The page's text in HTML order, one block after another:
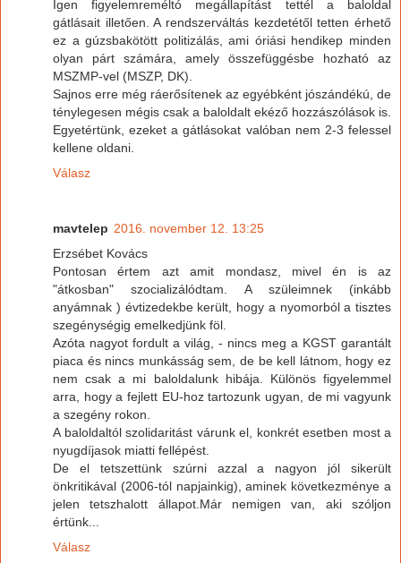
Igen figyelemreméltó megállapítást tettél a baloldal
gátlásait illetően. A rendszerváltás kezdetétől tetten érhető
ez a gúzsbakötött politizálás, ami óriási hendikep minden
olyan párt számára, amely összefüggésbe hozható az
MSZMP-vel (MSZP, DK).
Sajnos erre még ráerősítenek az egyébként jószándékú, de
ténylegesen mégis csak a baloldalt ekéző hozzászólások is.
Egyetértünk, ezeket a gátlásokat valóban nem 2-3 felessel
kellene oldani.
Válasz
mavtelep 2016. november 12. 13:25
Erzsébet Kovács
Pontosan értem azt amit mondasz, mivel én is az
"átkosban" szocializálódtam. A szüleimnek (inkább
anyámnak ) évtizedekbe került, hogy a nyomorból a tisztes
szegénységig emelkedjünk föl.
Azóta nagyot fordult a világ, - nincs meg a KGST garantált
piaca és nincs munkásság sem, de be kell látnom, hogy ez
nem csak a mi baloldalunk hibája. Különös figyelemmel
arra, hogy a fejlett EU-hoz tartozunk ugyan, de mi vagyunk
a szegény rokon.
A baloldaltól szolidaritást várunk el, konkrét esetben most a
nyugdíjasok miatti fellépést.
De el tetszettünk szúrni azzal a nagyon jól sikerült
önkritikával (2006-tól napjainkig), aminek következménye a
jelen tetszhalott állapot.Már nemigen van, aki szóljon
értünk...
Válasz